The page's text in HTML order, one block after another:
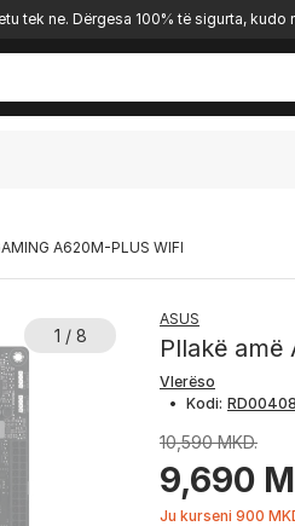
tek ne. Dërgesa 100% të sigurta, kudo
A620M-PLUS WIFI
1 / 8
ASUS
Pllakë amë
Vlerëso
• Kodi:
10,590 MKD.
9,690
Ju kurseni 900